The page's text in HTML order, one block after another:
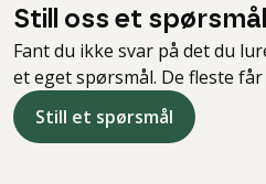
Still oss et spørsmål
Fant du ikke svar på det du
et eget spørsmål. De fleste
Still et spørsmål